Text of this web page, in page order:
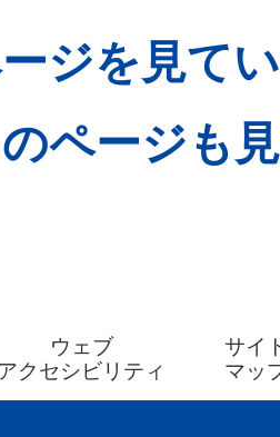
ジを見て
ページも
ウェブ
アクセシビリティ
サイ
マッ